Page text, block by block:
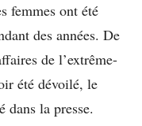
femmes ont été
des années. De
de l’extrême-
été dévoilé, le
dans la presse.